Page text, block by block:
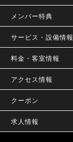
メンバー特典
サービス・設備情報
料金・客室情報
アクセス情報
クーポン
求人情報